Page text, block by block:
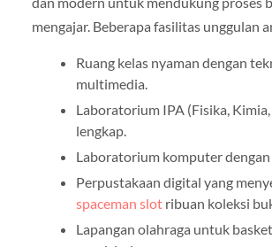
mengajar. Beberapa fasilitas unggulan
Ruang kelas nyaman dengan
multimedia.
Laboratorium IPA (Fisika,
lengkap.
Laboratorium komputer
Perpustakaan digital yang
spaceman slotribuan koleksi
Lapangan olahraga untuk